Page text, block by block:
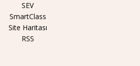
SEV
SmartClass
Site Haritası
RSS